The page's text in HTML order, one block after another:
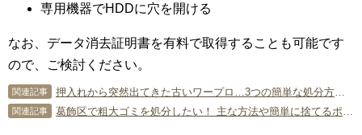
専用機器でHDDに穴を開ける
なお、データ消去証明書を有料で取得することも可能です
ので、ご検討ください。
関連記事
関連記事